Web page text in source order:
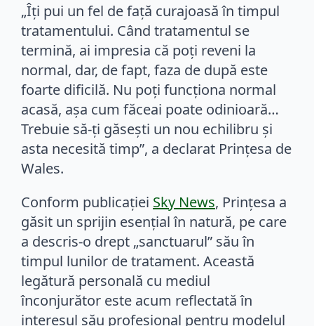
„Îți pui un fel de față curajoasă în timpul
tratamentului. Când tratamentul se
termină, ai impresia că poți reveni la
normal, dar, de fapt, faza de după este
foarte dificilă. Nu poți funcționa normal
acasă, așa cum făceai poate odinioară…
Trebuie să-ți găsești un nou echilibru și
asta necesită timp”, a declarat Prințesa de
Wales.
Conform publicației Sky News, Prințesa a
găsit un sprijin esențial în natură, pe care
a descris-o drept „sanctuarul” său în
timpul lunilor de tratament. Această
legătură personală cu mediul
înconjurător este acum reflectată în
interesul său profesional pentru modelul